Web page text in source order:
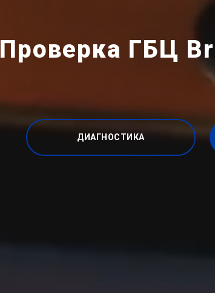
Проверка ГБЦ
ДИАГНОСТИКА